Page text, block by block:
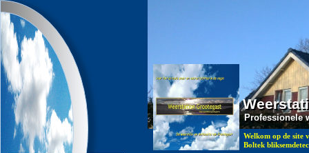
Professionele
Professionele
Welkom op de site
Boltek
...